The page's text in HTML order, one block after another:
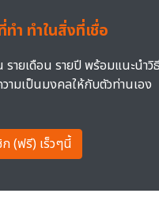
ำ ทำในสิ่งที่เชื่อ
ายเดือน รายปี พร้อมแนะนำวิ
ามเป็นมงคลให้กับตัวท่านเอง
(ฟรี) เร็วๆนี้